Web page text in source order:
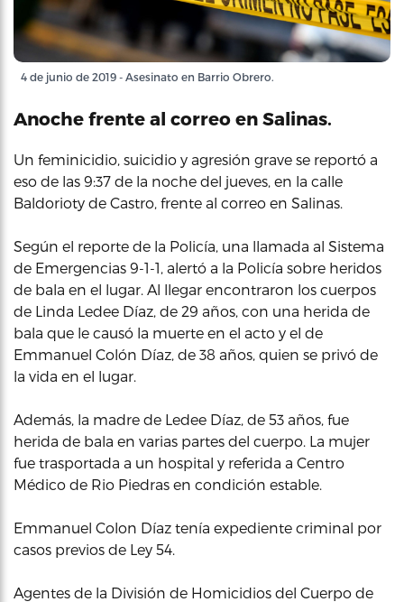
4 de junio de 2019 - Asesinato en Barrio Obrero.
Anoche frente al correo en Salinas.
Un feminicidio, suicidio y agresión grave se reportó a
eso de las 9:37 de la noche del jueves, en la calle
Baldorioty de Castro, frente al correo en Salinas.
Según el reporte de la Policía, una llamada al Sistema
de Emergencias 9-1-1, alertó a la Policía sobre heridos
de bala en el lugar. Al llegar encontraron los cuerpos
de Linda Ledee Díaz, de 29 años, con una herida de
bala que le causó la muerte en el acto y el de
Emmanuel Colón Díaz, de 38 años, quien se privó de
la vida en el lugar.
Además, la madre de Ledee Díaz, de 53 años, fue
herida de bala en varias partes del cuerpo. La mujer
fue trasportada a un hospital y referida a Centro
Médico de Rio Piedras en condición estable.
Emmanuel Colon Díaz tenía expediente criminal por
casos previos de Ley 54.
Agentes de la División de Homicidios del Cuerpo de